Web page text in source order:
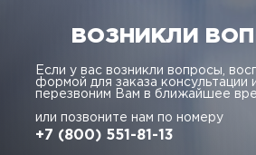
ВОЗНИКЛИ
Если у вас возникли вопросы,
формой для заказа консультации
перезвоним Вам в ближайшее
или позвоните нам по номеру
+7 (800) 551-81-13